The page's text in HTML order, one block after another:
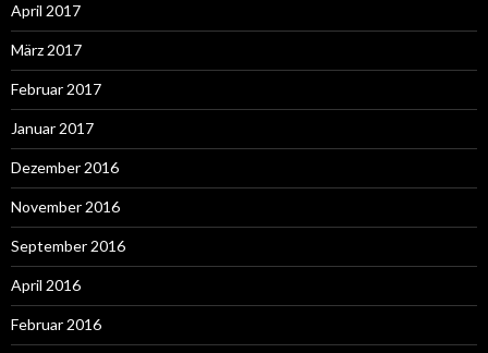
April 2017
März 2017
Februar 2017
Januar 2017
Dezember 2016
November 2016
September 2016
April 2016
Februar 2016